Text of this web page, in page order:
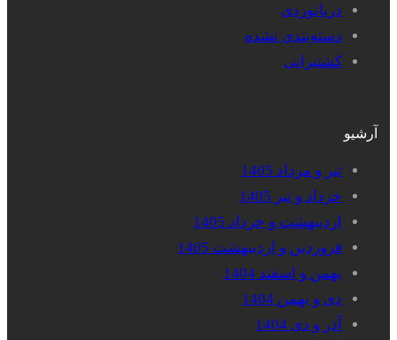
دریانوردی
دسته‌بندی نشده
کشتیرانی
آرشیو
تیر و مرداد 1405
خرداد و تیر 1405
اردیبهشت و خرداد 1405
فروردین و اردیبهشت 1405
بهمن و اسفند 1404
دی و بهمن 1404
آذر و دی 1404